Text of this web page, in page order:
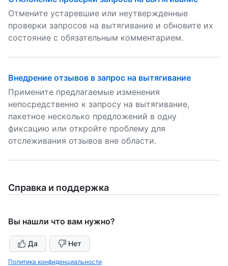
Отмените устаревшие или неутвержденные
проверки запросов на вытягивание и обновите их
состояние с обязательным комментарием.
Внедрение отзывов в запрос на вытягивание
Примените предлагаемые изменения
непосредственно к запросу на вытягивание,
пакетное несколько предложений в одну
фиксацию или откройте проблему для
отслеживания отзывов вне области.
Справка и поддержка
Вы нашли что вам нужно?
Да Нет
Политика конфиденциальности